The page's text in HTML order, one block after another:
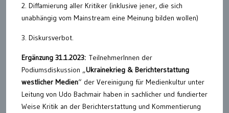
2. Diffamierung aller Kritiker (inklusive jener, die sich
unabhängig vom Mainstream eine Meinung bilden wollen)
3. Diskursverbot.
Ergänzung 31.1.2023: TeilnehmerInnen der
Podiumsdiskussion „Ukrainekrieg & Berichterstattung
westlicher Medien“ der Vereinigung für Medienkultur unter
Leitung von Udo Bachmair haben in sachlicher und fundierter
Weise Kritik an der Berichterstattung und Kommentierung